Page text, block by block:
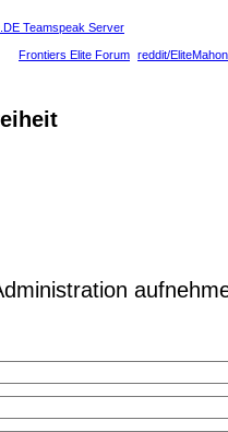
Teamspeak Server
reddit/EliteMahon
Frontiers Elite Forum